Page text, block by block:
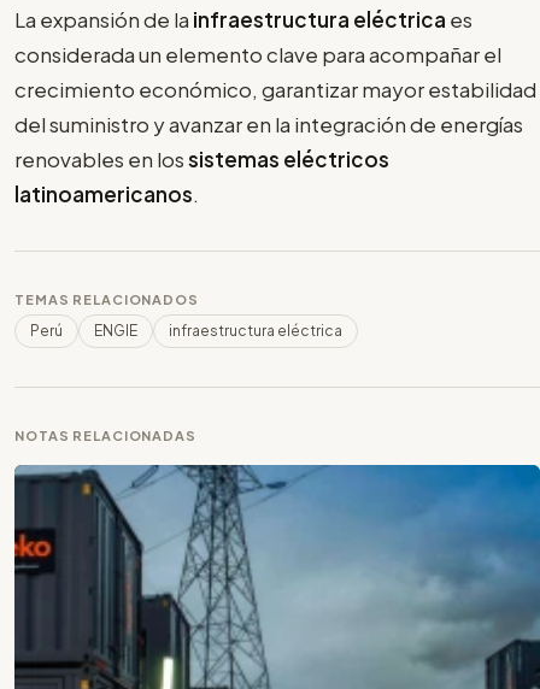
La expansión de la infraestructura eléctrica es
considerada un elemento clave para acompañar el
crecimiento económico, garantizar mayor estabilidad
del suministro y avanzar en la integración de energías
renovables en lossistemas eléctricos
latinoamericanos.
TEMAS RELACIONADOS
Perú ENGIE infraestructura eléctrica
NOTAS RELACIONADAS